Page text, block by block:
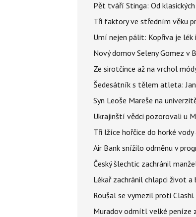
Pět tváří Stinga: Od
Tři faktory ve středním věku
Umí nejen pálit: Kopřiva je
Nový domov Seleny Gomez v
Ze sirotčince až na vrchol
Šedesátník s tělem atleta:
Syn Leoše Mareše na
Ukrajinští vědci pozorovali u
Tři lžíce hořčice do horké
Air Bank snížilo odměnu v
Český šlechtic zachránil
Lékař zachránil chlapci život
Roušal se vymezil proti
Muradov odmítl velké peníze